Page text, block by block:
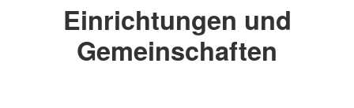
Einrichtungen und
Gemeinschaften